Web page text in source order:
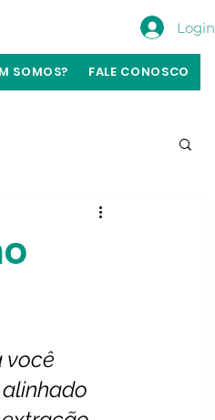
Login
SOMOS? FALE CONOSCO
você